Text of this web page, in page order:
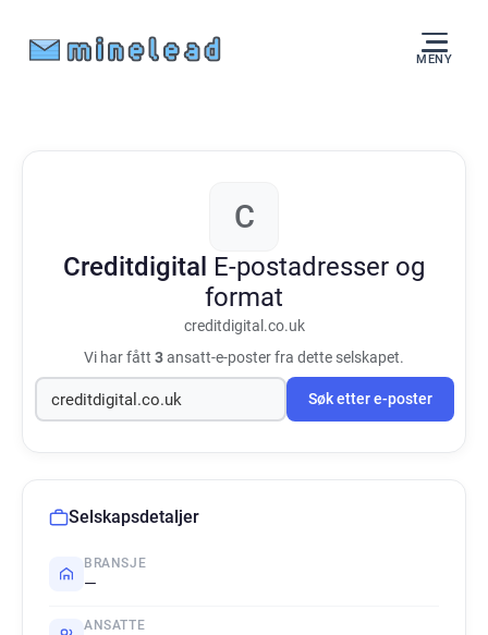
MENY
C
Creditdigital E-postadresser og
format
creditdigital.co.uk
Vi har fått 3ansatt-e-poster fra dette selskapet.
Søk etter e-poster
Selskapsdetaljer
BRANSJE
—
ANSATTE